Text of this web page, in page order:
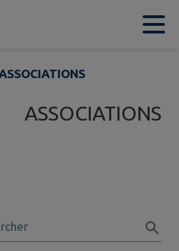
ASSOCIATIONS